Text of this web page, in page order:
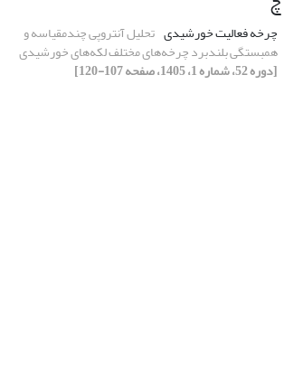
چرخه فعالیت خورشیدی تحلیل آنتروپی چندمقیاسه و
همبستگی بلندبرد چرخه‌های مختلف لکه‌های خورشیدی
[دوره 52، شماره 1، 1405، صفحه 107-120]